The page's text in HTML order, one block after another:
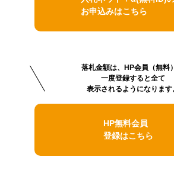
お申込みはこちら
落札金額は、HP会員（無料
一度登録すると全て
表示されるようになります
HP無料会員
登録はこちら